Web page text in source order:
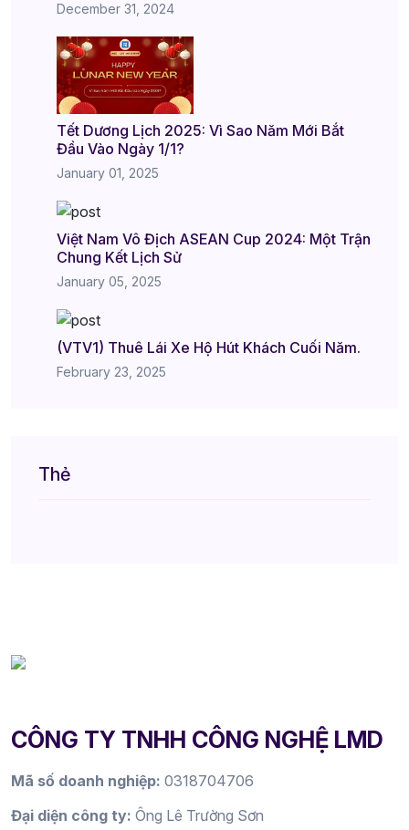
December 31, 2024
Tết Dương Lịch 2025: Vì Sao Năm Mới Bắt
Đầu Vào Ngày 1/1?
January 01, 2025
Việt Nam Vô Địch ASEAN Cup 2024: Một Trận
Chung Kết Lịch Sử
January 05, 2025
(VTV1) Thuê Lái Xe Hộ Hút Khách Cuối Năm.
February 23, 2025
Thẻ
CÔNG TY TNHH CÔNG NGHỆ LMD
Mã số doanh nghiệp: 0318704706
Đại diện công ty: Ông Lê Trường Sơn